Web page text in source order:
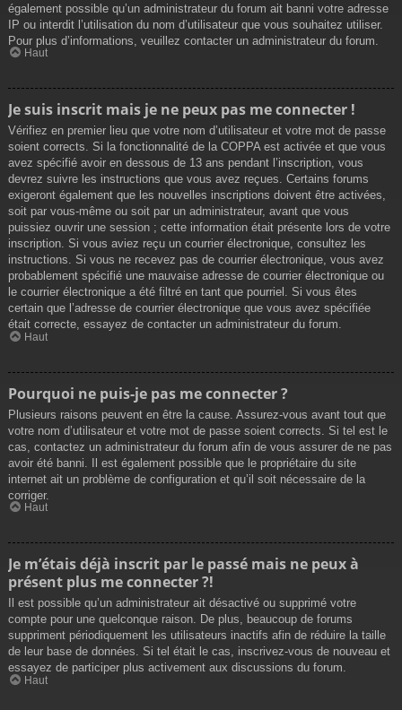
également possible qu’un administrateur du forum ait banni votre adresse
IP ou interdit l’utilisation du nom d’utilisateur que vous souhaitez utiliser.
Pour plus d’informations, veuillez contacter un administrateur du forum.
Haut
Je suis inscrit mais je ne peux pas me connecter !
Vérifiez en premier lieu que votre nom d’utilisateur et votre mot de passe
soient corrects. Si la fonctionnalité de la COPPA est activée et que vous
avez spécifié avoir en dessous de 13 ans pendant l’inscription, vous
devrez suivre les instructions que vous avez reçues. Certains forums
exigeront également que les nouvelles inscriptions doivent être activées,
soit par vous-même ou soit par un administrateur, avant que vous
puissiez ouvrir une session ; cette information était présente lors de votre
inscription. Si vous aviez reçu un courrier électronique, consultez les
instructions. Si vous ne recevez pas de courrier électronique, vous avez
probablement spécifié une mauvaise adresse de courrier électronique ou
le courrier électronique a été filtré en tant que pourriel. Si vous êtes
certain que l’adresse de courrier électronique que vous avez spécifiée
était correcte, essayez de contacter un administrateur du forum.
Haut
Pourquoi ne puis-je pas me connecter ?
Plusieurs raisons peuvent en être la cause. Assurez-vous avant tout que
votre nom d’utilisateur et votre mot de passe soient corrects. Si tel est le
cas, contactez un administrateur du forum afin de vous assurer de ne pas
avoir été banni. Il est également possible que le propriétaire du site
internet ait un problème de configuration et qu’il soit nécessaire de la
corriger.
Haut
Je m’étais déjà inscrit par le passé mais ne peux à
présent plus me connecter ?!
Il est possible qu’un administrateur ait désactivé ou supprimé votre
compte pour une quelconque raison. De plus, beaucoup de forums
suppriment périodiquement les utilisateurs inactifs afin de réduire la taille
de leur base de données. Si tel était le cas, inscrivez-vous de nouveau et
essayez de participer plus activement aux discussions du forum.
Haut